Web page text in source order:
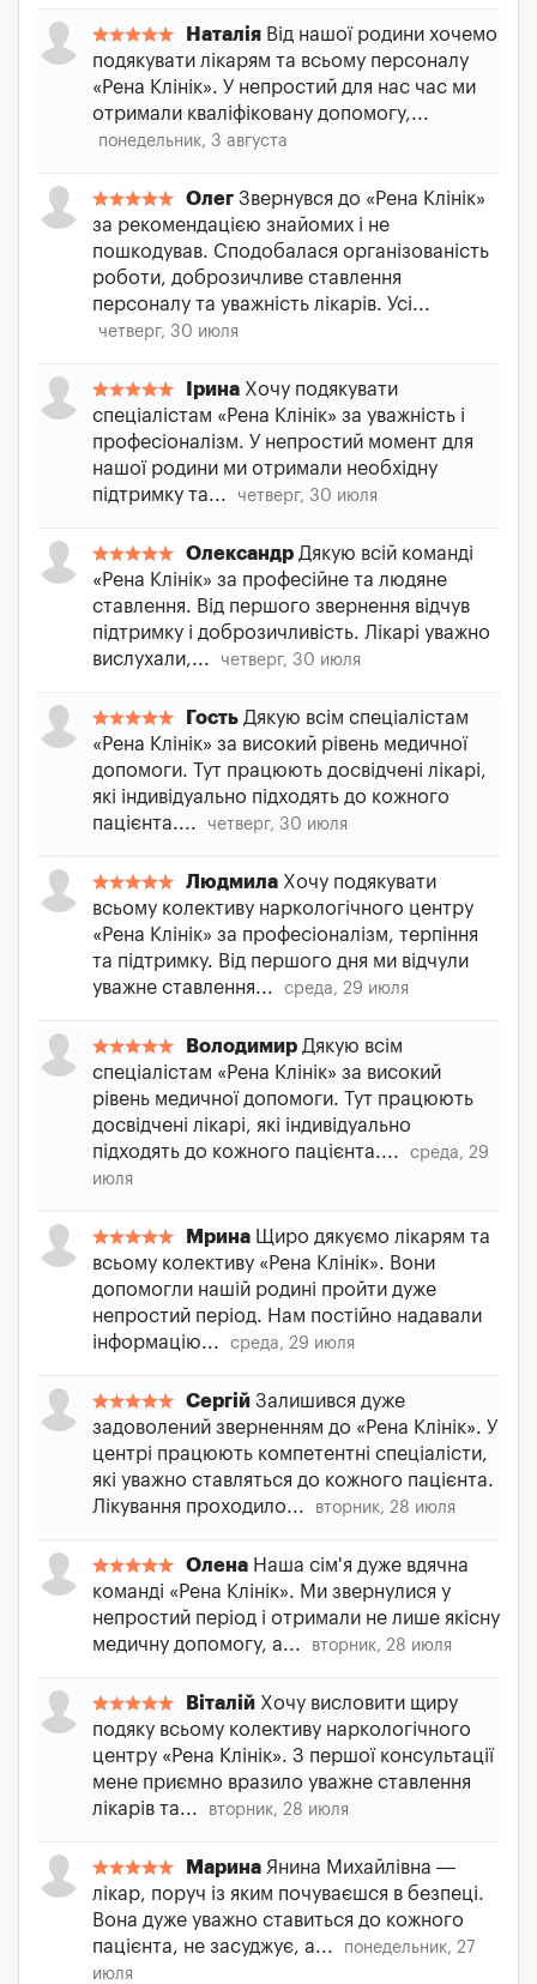
Наталія Від нашої родини хочемо
подякувати лікарям та всьому персоналу
«Рена Клінік». У непростий для нас час ми
отримали кваліфіковану допомогу,...
понедельник, 3 августа
Олег Звернувся до «Рена Клінік»
за рекомендацією знайомих і не
пошкодував. Сподобалася організованість
роботи, доброзичливе ставлення
персоналу та уважність лікарів. Усі...
четверг, 30 июля
Ірина Хочу подякувати
спеціалістам «Рена Клінік» за уважність і
професіоналізм. У непростий момент для
нашої родини ми отримали необхідну
підтримку та...
четверг, 30 июля
Олександр Дякую всій команді
«Рена Клінік» за професійне та людяне
ставлення. Від першого звернення відчув
підтримку і доброзичливість. Лікарі уважно
вислухали,...
четверг, 30 июля
Гость Дякую всім спеціалістам
«Рена Клінік» за високий рівень медичної
допомоги. Тут працюють досвідчені лікарі,
які індивідуально підходять до кожного
пацієнта....
четверг, 30 июля
Людмила Хочу подякувати
всьому колективу наркологічного центру
«Рена Клінік» за професіоналізм, терпіння
та підтримку. Від першого дня ми відчули
уважне ставлення...
среда, 29 июля
Володимир Дякую всім
спеціалістам «Рена Клінік» за високий
рівень медичної допомоги. Тут працюють
досвідчені лікарі, які індивідуально
підходять до кожного пацієнта....
среда, 29
июля
Мрина Щиро дякуємо лікарям та
всьому колективу «Рена Клінік». Вони
допомогли нашій родині пройти дуже
непростий період. Нам постійно надавали
інформацію...
среда, 29 июля
Сергій Залишився дуже
задоволений зверненням до «Рена Клінік». У
центрі працюють компетентні спеціалісти,
які уважно ставляться до кожного пацієнта.
Лікування проходило...
вторник, 28 июля
Олена Наша сім'я дуже вдячна
команді «Рена Клінік». Ми звернулися у
непростий період і отримали не лише якісну
медичну допомогу, а...
вторник, 28 июля
Віталій Хочу висловити щиру
подяку всьому колективу наркологічного
центру «Рена Клінік». З першої консультації
мене приємно вразило уважне ставлення
лікарів та...
вторник, 28 июля
Марина Янина Михайлівна —
лікар, поруч із яким почуваєшся в безпеці.
Вона дуже уважно ставиться до кожного
пацієнта, не засуджує, а...
понедельник, 27
июля